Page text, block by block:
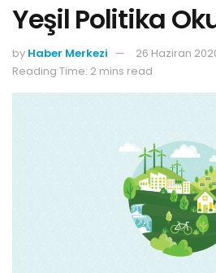
Yeşil Politika
by Haber Merkezi
26 Haziran
Reading Time: 2 mins read